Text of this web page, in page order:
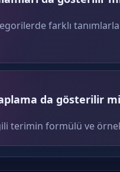
farklı
da gösterilir
terimin formülü ve